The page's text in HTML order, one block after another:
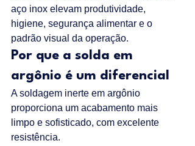
aço inox elevam produtividade,
higiene, segurança alimentar e o
padrão visual da operação.
Por que a solda em
argônio é um diferencial
A soldagem inerte em argônio
proporciona um acabamento mais
limpo e sofisticado, com excelente
resistência.